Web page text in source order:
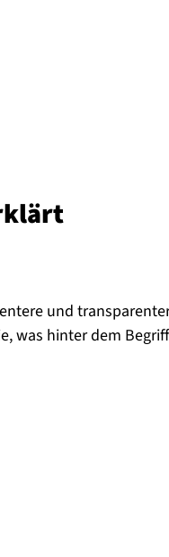
und
was hinter dem